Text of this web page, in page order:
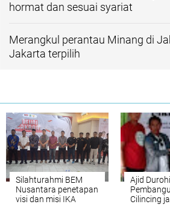
hormat dan sesuai syariat
Merangkul perantau Minang di
Jakarta terpilih
Silahturahmi BEM
Nusantara penetapan
visi dan misi IKA
Ajid
Cilincing